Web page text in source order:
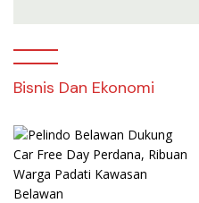
Bisnis Dan Ekonomi